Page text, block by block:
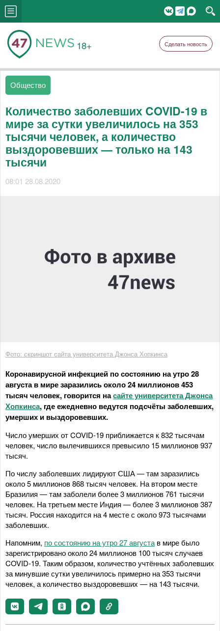
18+ Сделать новость
Общество
Количество заболевших COVID-19 в
мире за сутки увеличилось на 353
тысячи человек, а количество
выздоровевших — только на 143
тысячи
08:01 28.08.2020
Фото: скриншот сайта университета Джонса Хопкинса
Коронавирусной инфекцией по состоянию на утро 28
августа в мире заразились около 24 миллионов 453
тысяч человек, говорится насайте университета Джонса
Хопкинса, где ежедневно ведутся подсчёты заболевших,
умерших и выздоровевших.
Число умерших от COVID-19 приближается к 832 тысячам
человек, число вылечившихся превысило 15 миллионов 937
тысяч.
По числу заболевших лидируют США — там заразились
около 5 миллионов 868 тысяч человек. На втором месте
Бразилия — там заболели более 3 миллионов 761 тысячи
человек. На третьем месте Индия — более 3 миллионов 387
тысяч. Россия находится на 4 месте с около 973 тысячами
заболевших.
Напомним, по состоянию на утро 27 августа в мире было
зарегистрировано около 24 миллионов 100 тысяч случаев
COVID-19. Таким образом, количество учтённых заболевших
за минувшие сутки увеличилось примерно на 353 тысячи
человек, а количество выздоровевших — на 143 тысячи.